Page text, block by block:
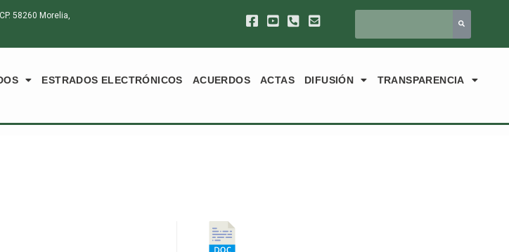
58260 Morelia,
ESTRADOS ELECTRÓNICOS ACUERDOS ACTAS DIFUSIÓN TRANSPARENCIA